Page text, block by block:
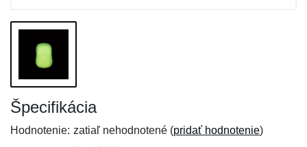
Špecifikácia
Hodnotenie: zatiaľ nehodnotené (pridať hodnotenie)